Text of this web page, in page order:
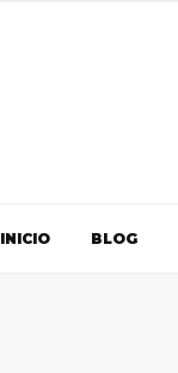
INICIO BLOG